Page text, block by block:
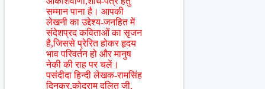
सम्मान पाना है। आपकी
लेखनी का उद्देश्य-जनहित में
संदेशप्रद कविताओं का सृजन
है,जिससे प्रेरित होकर हृदय
भाव परिवर्तन हो और मानुष
नेकी की राह पर चलें।
पसंदीदा हिन्दी लेखक-रामसिंह
दिनकर,कोदूराम दलित जी,